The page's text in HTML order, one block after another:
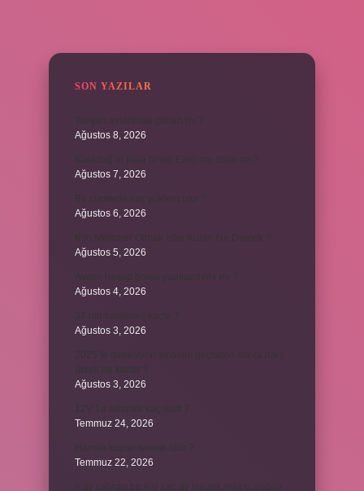
SON YAZILAR
Ağustos 8, 2026
Karadağ’ın para birimi Euro mu dolar mı ?
Ağustos 7, 2026
Ağustos 6, 2026
Ağustos 5, 2026
Ağustos 4, 2026
Ağustos 3, 2026
Ağustos 3, 2026
Temmuz 24, 2026
Temmuz 22, 2026